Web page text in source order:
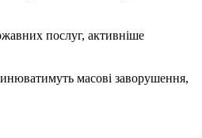
послуг, активніше
масові заворушення,